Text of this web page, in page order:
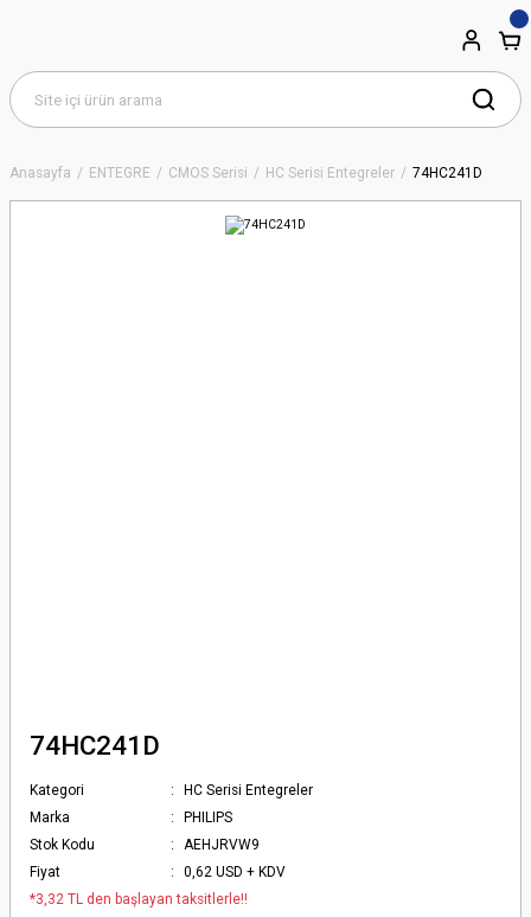
Anasayfa ENTEGRE CMOS Serisi HC Serisi Entegreler 74HC241D
74HC241D
Kategori
HC Serisi Entegreler
Marka
PHILIPS
Stok Kodu
AEHJRVW9
Fiyat
0,62 USD + KDV
*3,32 TL den başlayan taksitlerle!!